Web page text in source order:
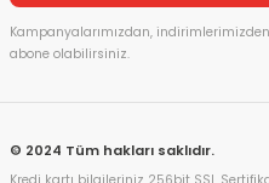
Kampanyalarımızdan,
abone olabilirsiniz.
© 2024 Tüm hakları saklıdır.